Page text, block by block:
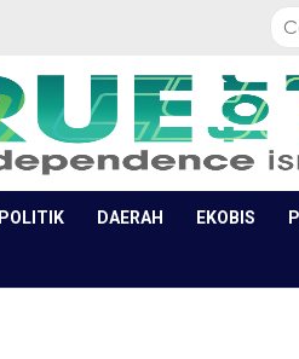
POLITIK DAERAH EKOBIS